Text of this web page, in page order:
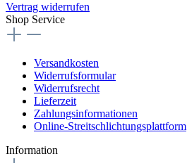
Vertrag widerrufen
Shop Service
Versandkosten
Widerrufsformular
Widerrufsrecht
Lieferzeit
Zahlungsinformationen
Online-Streitschlichtungsplattform
Information